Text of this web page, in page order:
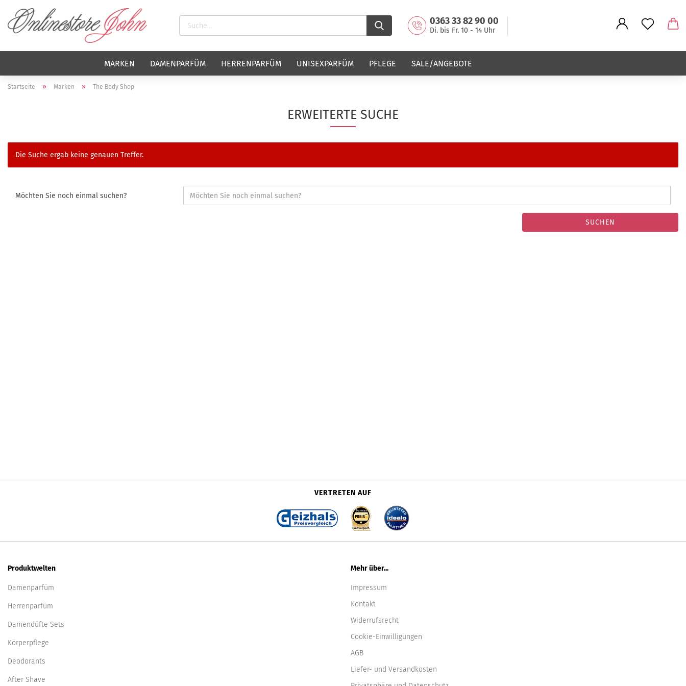
0363 33 82 90 00
Di. bis Fr. 10 - 14 Uhr
MARKEN DAMENPARFÜM HERRENPARFÜM UNISEXPARFÜM PFLEGE SALE/ANGEBOTE
Startseite » Marken » The Body Shop
ERWEITERTE SUCHE
Die Suche ergab keine genauen Treffer.
Möchten Sie noch einmal suchen?
SUCHEN
VERTRETEN AUF
Produktwelten
Damenparfüm
Herrenparfüm
Damendüfte Sets
Körperpflege
Deodorants
After Shave
Mehr über...
Impressum
Kontakt
Widerrufsrecht
Cookie-Einwilligungen
AGB
Liefer- und Versandkosten